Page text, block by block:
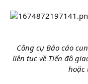
Công cụ Báo cáo
liên tục về Tiến độ
hoặc